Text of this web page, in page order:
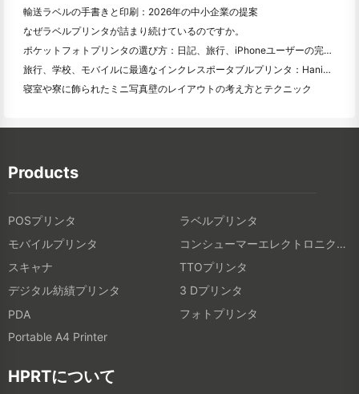
輸送ラベルの手書きと印刷：2026年の中小企業の提案
なぜラベルプリンタが詰まり続けているのですか。
ポケットフォトプリンタの選び方：日記、旅行、iPhoneユーザーの完全ガイド
旅行、学校、モバイルに最適なインクレスポータブルプリンタ：Hanin MT 620 Pro評価
寝室や寮に飾られたミニ写真壁のレイアウトの考え方とテクニック
Products
POSプリンタ
ラベルプリンタ
モバイルプリンタ
コンシューマーエレクトロニクス製品
スキャナ
TTOプリンタ
デジタル紡績プリンタ
3 Dプリンタ
PDA
フォトプリンタ
Portable A4 Printer
HPRTについて